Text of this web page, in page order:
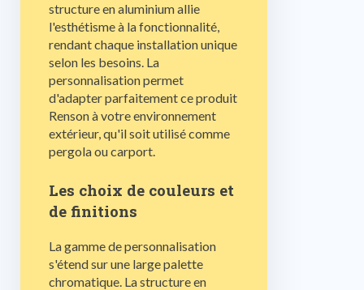
structure en aluminium allie
l'esthétisme à la fonctionnalité,
rendant chaque installation unique
selon les besoins. La
personnalisation permet
d'adapter parfaitement ce produit
Renson à votre environnement
extérieur, qu'il soit utilisé comme
pergola ou carport.
Les choix de couleurs et
de finitions
La gamme de personnalisation
s'étend sur une large palette
chromatique. La structure en